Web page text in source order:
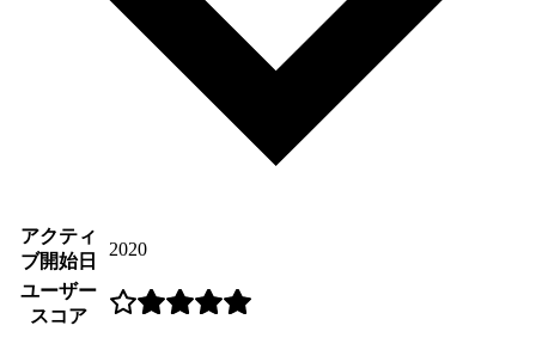
アクティ
ブ開始日
2020
ユーザー
スコア